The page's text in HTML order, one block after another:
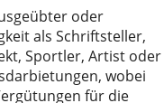
oder
als Schriftsteller,
Sportler, Artist oder
wobei
für die